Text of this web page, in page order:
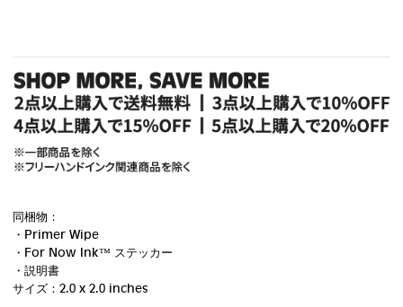
同梱物：
・Primer Wipe
・For Now Ink ™ ステッカー
・説明書
サイズ：2.0 x 2.0 inches